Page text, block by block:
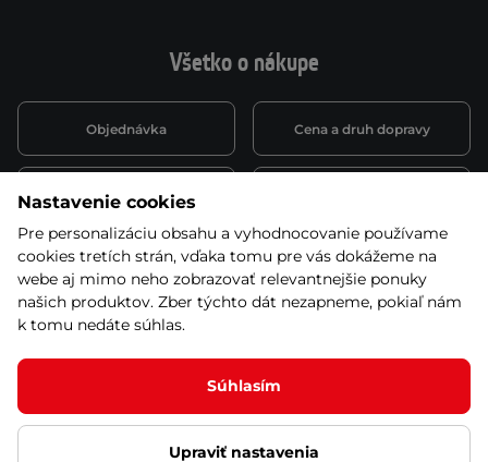
Všetko o nákupe
Objednávka Cena a druh dopravy
Spôsob platby
Montáž a servis Reklamácie a záruka
Kariéra
Nastavenie cookies
Pre personalizáciu obsahu a vyhodnocovanie používame
cookies tretích strán, vďaka tomu pre vás dokážeme na
webe aj mimo neho zobrazovať relevantnejšie ponuky
našich produktov. Zber týchto dát nezapneme, pokiaľ nám
k tomu nedáte súhlas.
Súhlasím
Upraviť nastavenia